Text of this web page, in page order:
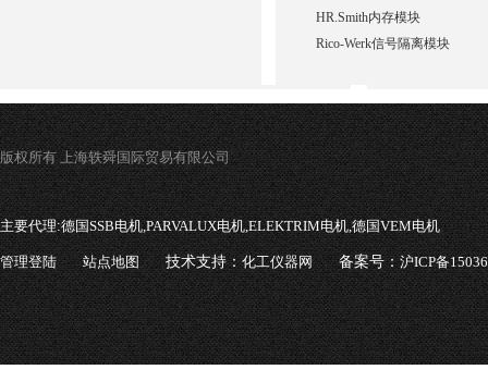
HR.Smith内存模块
Rico-Werk信号隔离模块
版权所有 上海轶舜国际贸易有限公司
主要代理:德国SSB电机,PARVALUX电机,ELEKTRIM电机,德国VEM电机
管理登陆 站点地图 技术支持：化工仪器网 备案号：沪ICP备